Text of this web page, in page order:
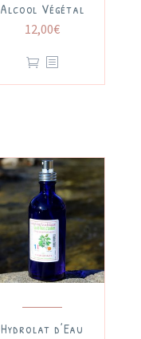
Alcool Végétal
12,00€
Hydrolat d’Eau